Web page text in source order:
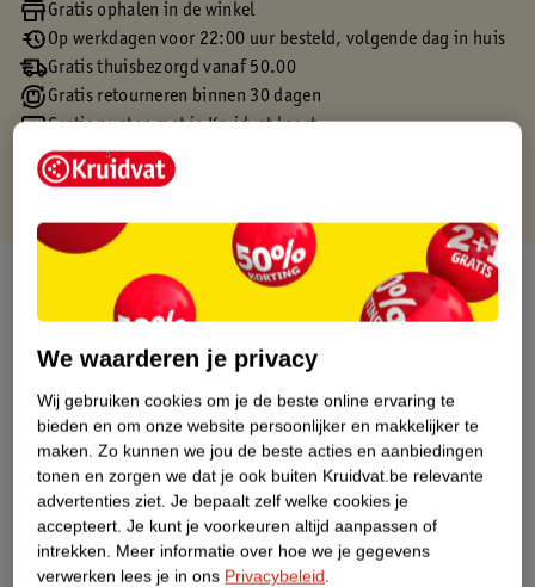
Gratis ophalen in de winkel
Op werkdagen voor 22:00 uur besteld, volgende dag in huis
Gratis thuisbezorgd vanaf 50.00
Gratis retourneren binnen 30 dagen
Gratis punten met je Kruidvat kaart
Over dit product
Etiketinformatie
Nature Impact Score
Dit product heeft (nog) geen Nature
We waarderen je privacy
Wij gebruiken cookies om je de beste online ervaring te
bieden en om onze website persoonlijker en makkelijker te
maken. Zo kunnen we jou de beste acties en aanbiedingen
tonen en zorgen we dat je ook buiten Kruidvat.be relevante
advertenties ziet. Je bepaalt zelf welke cookies je
accepteert. Je kunt je voorkeuren altijd aanpassen of
intrekken. Meer informatie over hoe we je gegevens
verwerken lees je in ons Privacybeleid.